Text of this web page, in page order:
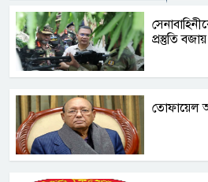
প্রস্তুতি
তোফায়েল